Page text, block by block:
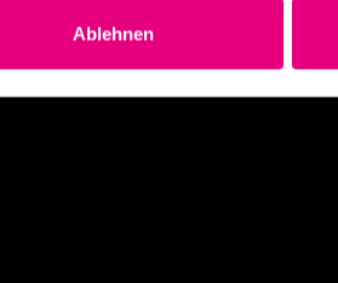
Ablehnen